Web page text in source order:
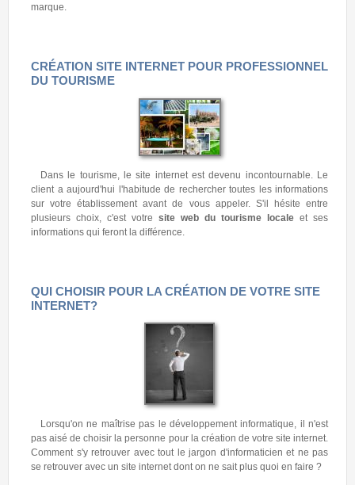
marque.
CRÉATION SITE INTERNET POUR PROFESSIONNEL
DU TOURISME
Dans le tourisme, le site internet est devenu incontournable. Le
client a aujourd'hui l'habitude de rechercher toutes les informations
sur votre établissement avant de vous appeler. S'il hésite entre
plusieurs choix, c'est votre site web du tourisme locale et ses
informations qui feront la différence.
QUI CHOISIR POUR LA CRÉATION DE VOTRE SITE
INTERNET?
Lorsqu'on ne maîtrise pas le développement informatique, il n'est
pas aisé de choisir la personne pour la création de votre site internet.
Comment s'y retrouver avec tout le jargon d'informaticien et ne pas
se retrouver avec un site internet dont on ne sait plus quoi en faire ?